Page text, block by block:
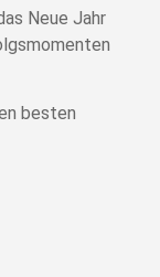
Neue Jahr
besten